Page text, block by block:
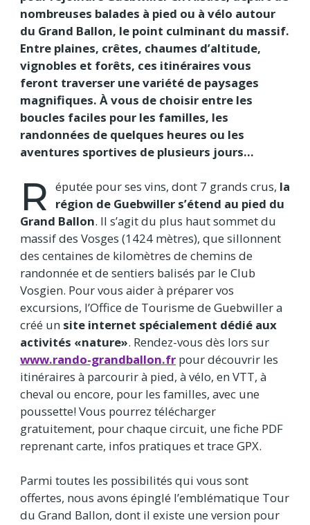
nombreuses balades à pied ou à vélo autour
du Grand Ballon, le point culminant du massif.
Entre plaines, crêtes, chaumes d’altitude,
vignobles et forêts, ces itinéraires vous
feront traverser une variété de paysages
magnifiques. À vous de choisir entre les
boucles faciles pour les familles, les
randonnées de quelques heures ou les
aventures sportives de plusieurs jours…
R éputée pour ses vins, dont 7 grands crus, la
région de Guebwiller s’étend au pied du
Grand Ballon. Il s’agit du plus haut sommet du
massif des Vosges (1424 mètres), que sillonnent
des centaines de kilomètres de chemins de
randonnée et de sentiers balisés par le Club
Vosgien. Pour vous aider à préparer vos
excursions, l’Office de Tourisme de Guebwiller a
créé un site internet spécialement dédié aux
activités «nature». Rendez-vous dès lors sur
www.rando-grandballon.fr pour découvrir les
itinéraires à parcourir à pied, à vélo, en VTT, à
cheval ou encore, pour les familles, avec une
poussette! Vous pourrez télécharger
gratuitement, pour chaque circuit, une fiche PDF
reprenant carte, infos pratiques et trace GPX.
Parmi toutes les possibilités qui vous sont
offertes, nous avons épinglé l’emblématique Tour
du Grand Ballon, dont il existe une version pour